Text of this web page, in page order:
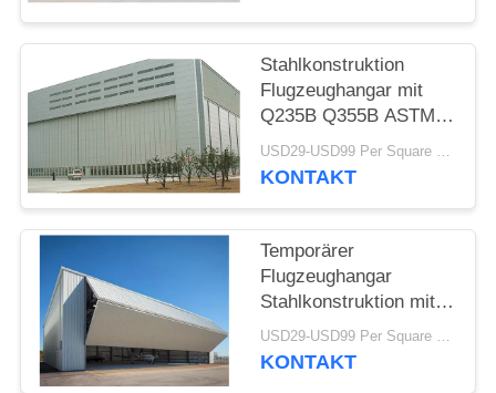
SITEMAP
PRIVACY
POLICY
Stahlkonstruktion
Flugzeughangar mit
Q235B Q355B ASTM
A36 Stahl
USD29-USD99 Per Square Meter MOQ:500 Quadratmeter
KONTAKT
Temporärer
Flugzeughangar
Stahlkonstruktion mit
Aufzugstür
USD29-USD99 Per Square Meter MOQ:500 Quadratmeter
KONTAKT